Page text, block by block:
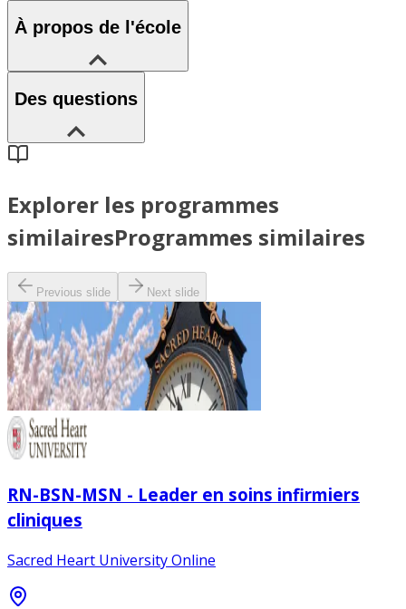
À propos de l'école
Des questions
Explorer les programmes
similairesProgrammes similaires
Previous slide Next slide
RN-BSN-MSN - Leader en soins infirmiers
cliniques
Sacred Heart University Online